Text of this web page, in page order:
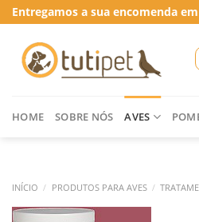
Skip
to
content
Entregamos a sua encomenda
HOME SOBRE NÓS AVES
INÍCIO / PRODUTOS PARA AVES /